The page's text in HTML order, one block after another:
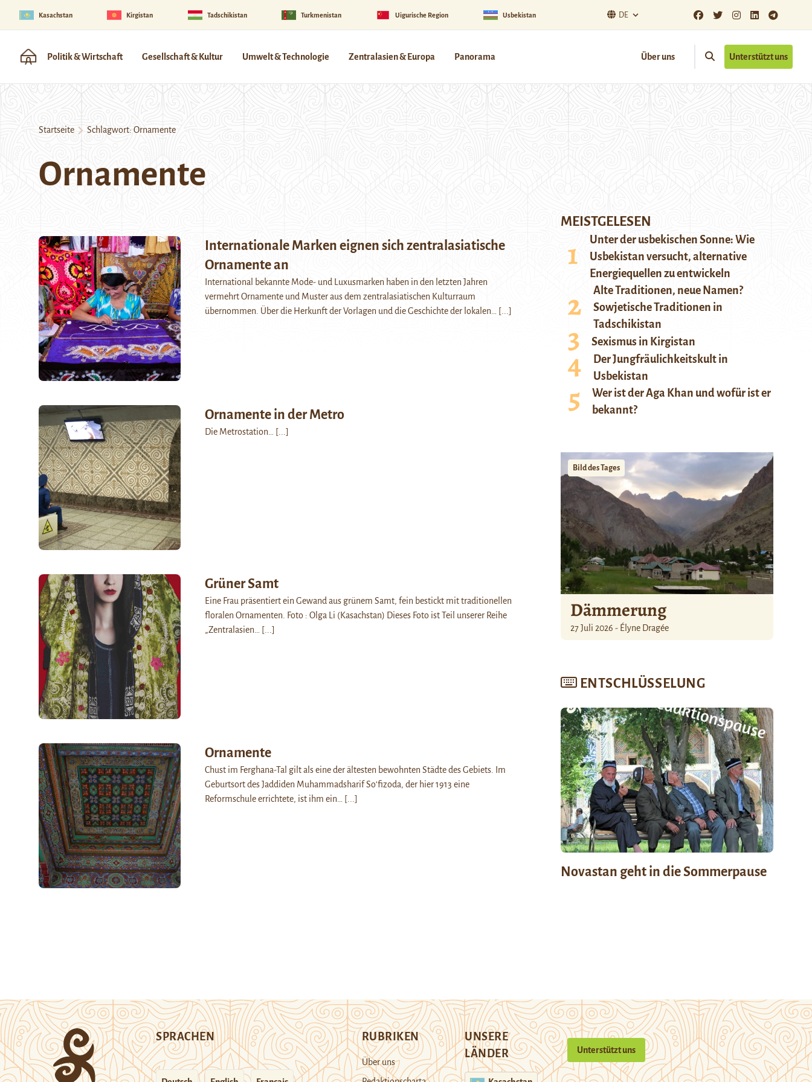
Kasachstan Kirgistan Tadschikistan Turkmenistan Uigurische Region Usbekistan DE
Politik & Wirtschaft Gesellschaft & Kultur Umwelt & Technologie Zentralasien & Europa Panorama Über uns Unterstützt uns
Startseite Schlagwort: Ornamente
Ornamente
Internationale Marken eignen sich zentralasiatische
Ornamente an
International bekannte Mode- und Luxusmarken haben in den letzten Jahren
vermehrt Ornamente und Muster aus dem zentralasiatischen Kulturraum
übernommen. Über die Herkunft der Vorlagen und die Geschichte der lokalen…
[...]
Ornamente in der Metro
Die Metrostation… [...]
Grüner Samt
Eine Frau präsentiert ein Gewand aus grünem Samt, fein bestickt mit traditionellen
floralen Ornamenten. Foto : Olga Li (Kasachstan) Dieses Foto ist Teil unserer Reihe
„Zentralasien…
[...]
Ornamente
Chust im Ferghana-Tal gilt als eine der ältesten bewohnten Städte des Gebiets. Im
Geburtsort des Jaddiden Muhammadsharif Soʻfizoda, der hier 1913 eine
Reformschule errichtete, ist ihm ein…
[...]
MEISTGELESEN
Unter der usbekischen Sonne: Wie
Usbekistan versucht, alternative
Energiequellen zu entwickeln
Alte Traditionen, neue Namen?
Sowjetische Traditionen in
Tadschikistan
Sexismus in Kirgistan
Der Jungfräulichkeitskult in
Usbekistan
Wer ist der Aga Khan und wofür ist er
bekannt?
Bild des Tages
Dämmerung
27 Juli 2026 - Élyne Dragée
ENTSCHLÜSSELUNG
Novastan geht in die Sommerpause
SPRACHEN RUBRIKEN
Über uns
UNSERE
LÄNDER
Unterstützt uns